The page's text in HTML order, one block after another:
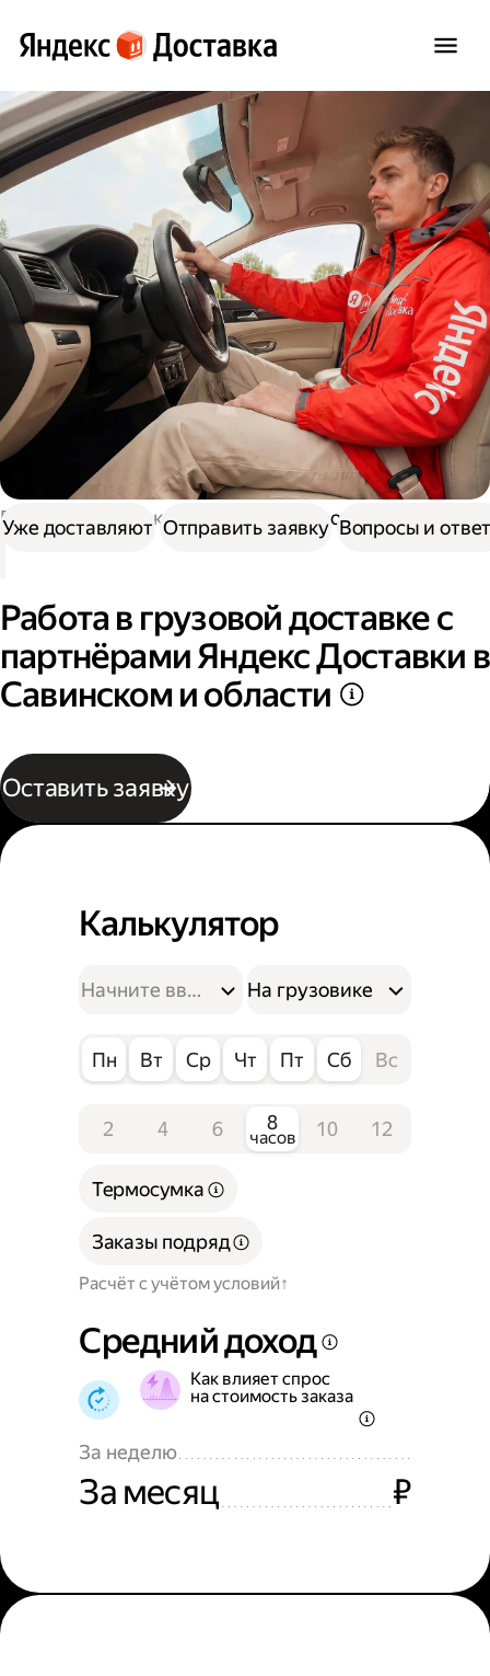
Работа в Доставке Работа в грузовой доставке
Работа в грузовой доставке с
партнёрами Яндекс Доставки в
Савинском и области
Оставить заявку
Уже доставляют Отправить заявку Вопросы и
Калькулятор
На грузовике
Пн Вт Ср Чт Пт Сб Вс
2 4 6 8
часов 10 12
Расчёт с учётом условий
Термосумка
Заказы подряд
Средний доход
Как влияет спрос
на стоимость заказа
За неделю
За месяц ₽